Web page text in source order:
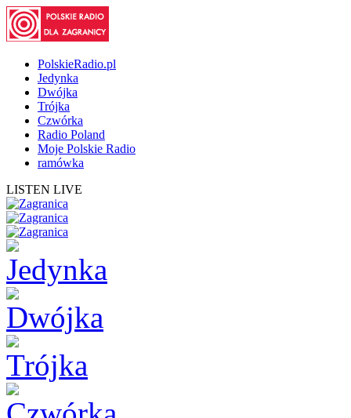
PolskieRadio.pl
Jedynka
Dwójka
Trójka
Czwórka
Radio Poland
Moje Polskie Radio
ramówka
LISTEN LIVE